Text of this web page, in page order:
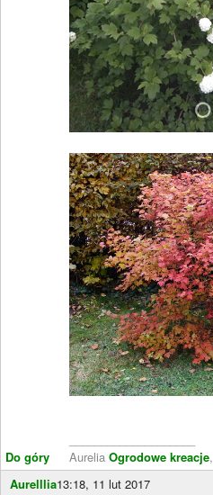
Do góry
Aurelia Ogrodowe kreacje,
Aurelllia13:18, 11 lut 2017